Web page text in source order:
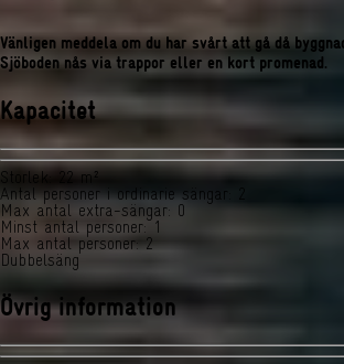
Vänligen meddela om du har svårt att gå då
Sjöboden nås via trappor eller en kort promenad.
Kapacitet
Storlek
22 m²
Antal personer i ordinarie sängar
Max antal extra-sängar:
Minst antal personer: 1
Max antal personer: 2
Dubbelsäng
Övrig information